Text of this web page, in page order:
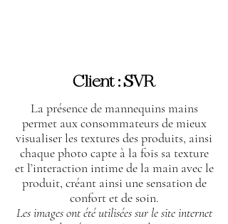
Client : SVR
La présence de mannequins mains
permet aux consommateurs de mieux
visualiser les textures des produits, ainsi
chaque photo capte à la fois sa texture
et l’interaction intime de la main avec le
produit, créant ainsi une sensation de
confort et de soin.
Les images ont été utilisées sur le site internet